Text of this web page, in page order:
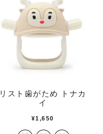
リスト歯がため トナカ
イ
¥1,650